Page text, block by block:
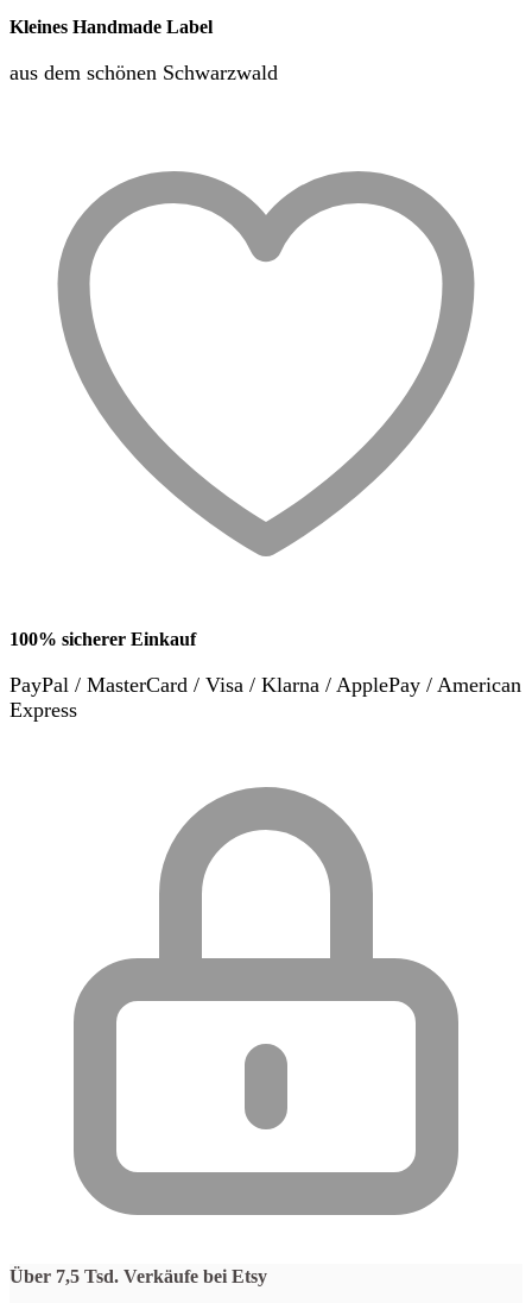
Kleines Handmade Label
aus dem schönen Schwarzwald
100% sicherer Einkauf
PayPal / MasterCard / Visa / Klarna / ApplePay / American
Express
Über 7,5 Tsd. Verkäufe bei Etsy